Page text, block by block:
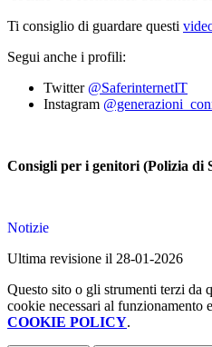
Ti consiglio di guardare questi
Segui anche i profili:
Twitter @SaferinternetIT
Instagram
Consigli per i genitori (Polizia di
Notizie
Ultima revisione il 28-01-2026
Questo sito o gli strumenti terzi da
cookie necessari al
COOKIE POLICY.